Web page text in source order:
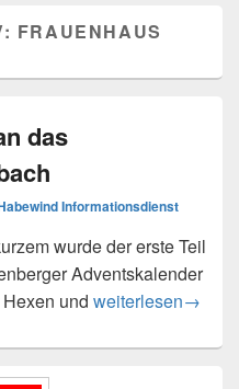
FRAUENHAUS
das
Informationsdienst
wurde der erste Teil
Adventskalender
und weiterlesen→